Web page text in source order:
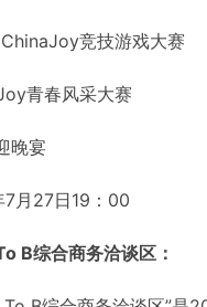
竞技游戏大赛
青春风采大赛
晚宴
7月27日19：00
B综合商务洽谈区：